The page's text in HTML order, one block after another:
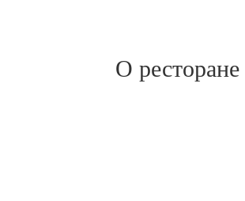
О ресторане